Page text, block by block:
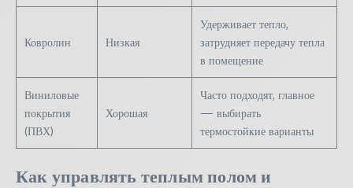
Ковролин Низкая
Удерживает тепло,
затрудняет передачу тепла
в помещение
Виниловые
покрытия
(ПВХ)
Хорошая
Часто подходят, главное
— выбирать
термостойкие варианты
Как управлять теплым полом и